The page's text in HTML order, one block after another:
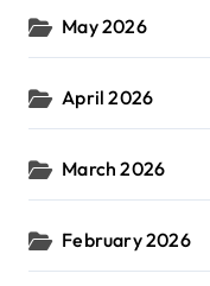
May 2026
April 2026
March 2026
February 2026